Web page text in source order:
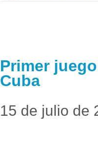
Primer
Cuba
15 de julio de